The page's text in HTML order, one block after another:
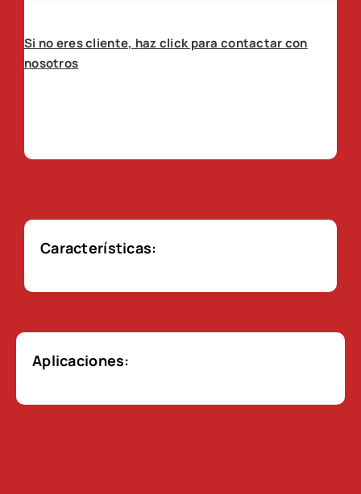
Si no eres cliente, haz click para contactar con
nosotros
Características:
Aplicaciones: